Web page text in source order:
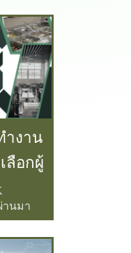
ำงาน
ลือกผู้
าน
ร ณ
ดิการ
านมา